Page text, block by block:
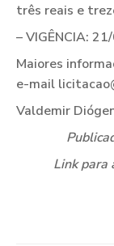
três reais e
– VIGÊNCIA:
Maiores
e-mail
Valdemir
Link para